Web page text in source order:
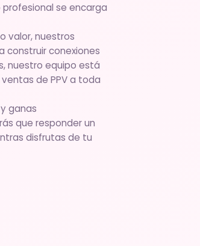
se encarga
valor, nuestros
construir conexiones
nuestro equipo está
de PPV a toda
ganas
que responder un
disfrutas de tu